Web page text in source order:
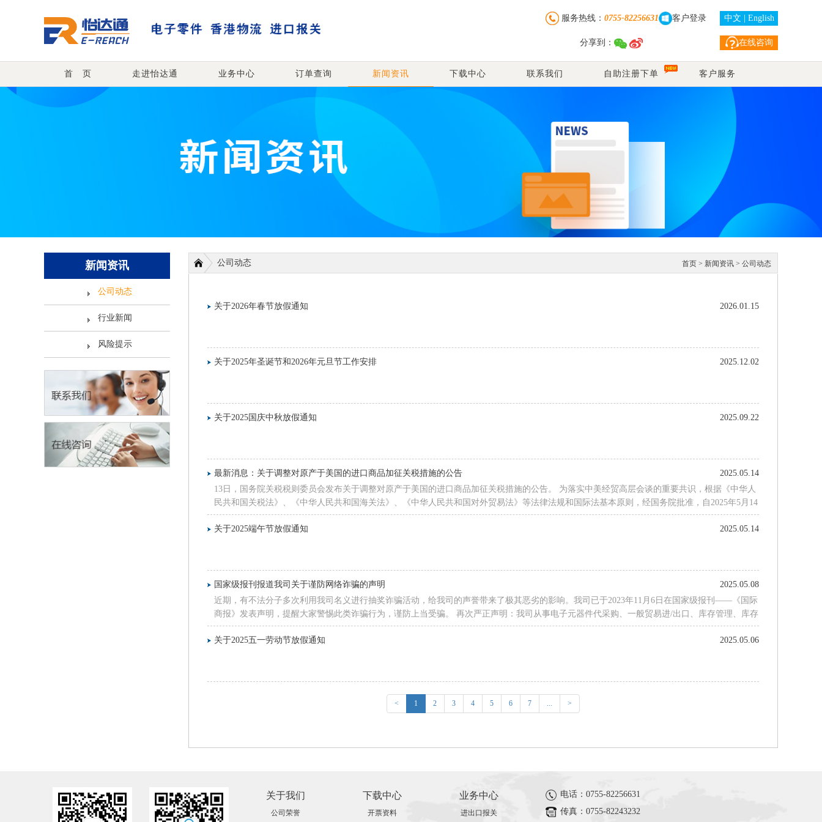
服务热线： 0755-82256631 客户登录
分享到：
中文 English
在线咨询
首 页 走进怡达通 业务中心 订单查询 新闻资讯 下载中心 联系我们 自助注册下单 客户服务
首 页
自助注册下单
新闻资讯
公司动态
行业新闻
风险提示
公司动态 首页> 新闻资讯> 公司动态
2026.01.15
关于2026年春节放假通知
2025.12.02
关于2025年圣诞节和2026年元旦节工作安排
2025.09.22
关于2025国庆中秋放假通知
2025.05.14
最新消息：关于调整对原产于美国的进口商品加征关税措施的公告
13日，国务院关税税则委员会发布关于调整对原产于美国的进口商品加征关税措施的公告。 为落实中美经贸高层会谈的重要共识，根据《中华人
民共和国关税法》、《中华人民共和国海关法》、《中华人民共和国对外贸易法》等法律法规和国际法基本原则，经国务院批准，自2025年5月14
日12时01分起，调整对原产于美国的进口商品加征关税措施。有关事项如下：
2025.05.14
关于2025端午节放假通知
2025.05.08
国家级报刊报道我司关于谨防网络诈骗的声明
近期，有不法分子多次利用我司名义进行抽奖诈骗活动，给我司的声誉带来了极其恶劣的影响。我司已于2023年11月6日在国家级报刊——《国际
商报》发表声明，提醒大家警惕此类诈骗行为，谨防上当受骗。 再次严正声明：我司从事电子元器件代采购、一般贸易进/出口、库存管理、库存
融资、物流配送等服务，并自研芯片行业ERP管理软件《芯仓宝ERP系统》，我司员工从未在微信朋友圈等非官方平台开展抽奖收费的活动。我
司将采取一切必要措施打击不法分子的冒用行为，同时也呼吁各位一起加强警惕，共同抵制诈骗行为，守护您的财产安全！感
2025.05.06
关于2025五一劳动节放假通知
< 1 2 3 4 5 6 7 ... >
关于我们
公司荣誉
下载中心
开票资料
业务中心
进出口报关
电话：0755-82256631
传真：0755-82243232